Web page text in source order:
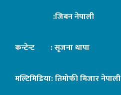
:जिबन नेपाली
कन्टेन्ट : सृजना थापा
मल्टिमिडिया: तिमोफी मिजार नेपाली